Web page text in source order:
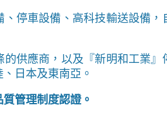
停車設備、高科技輸送設備
供應商，以及『新明和工業
日本及東南亞。
管理制度認證。